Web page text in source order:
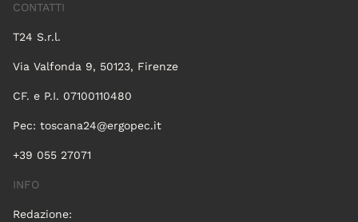
CONTATTI
T24 S.r.l.
Via Valfonda 9, 50123, Firenze
CF. e P.I. 07100110480
Pec: toscana24@ergopec.it
+39 055 27071
INFO
Redazione: